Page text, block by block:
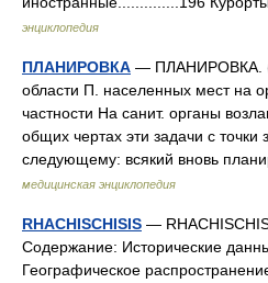
энциклопедия
ПЛАНИРОВКА — ПЛАНИРОВКА.
области П. населенных мест на
частности На санит. органы
общих чертах эти задачи с точки
следующему: всякий вновь
медицинская энциклопедия
RHACHISCHISIS —
Содержание: Исторические
Географическое